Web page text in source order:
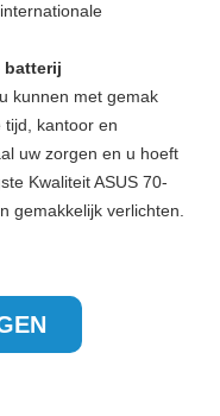
batterij
kunnen met gemak
tijd, kantoor en
uw zorgen en u hoeft
Kwaliteit ASUS 70-
gemakkelijk verlichten.